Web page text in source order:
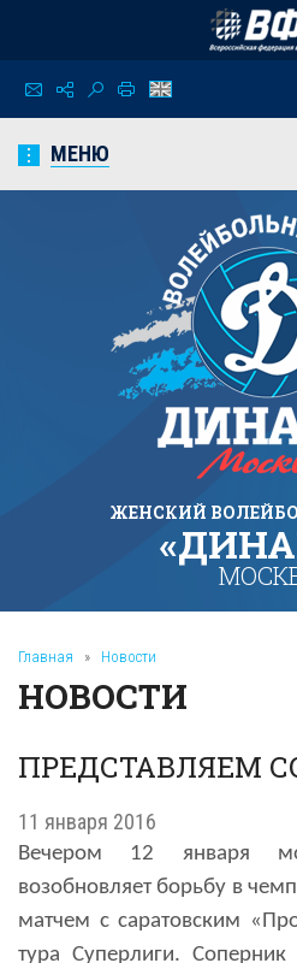
МЕНЮ
ЖЕНСКИЙ
Главная » Новости
НОВОСТИ
ПРЕДСТАВЛЯЕМ
11 января 2016
Вечером 12 января
возобновляет борьбу в
матчем с саратовским
тура Суперлиги.